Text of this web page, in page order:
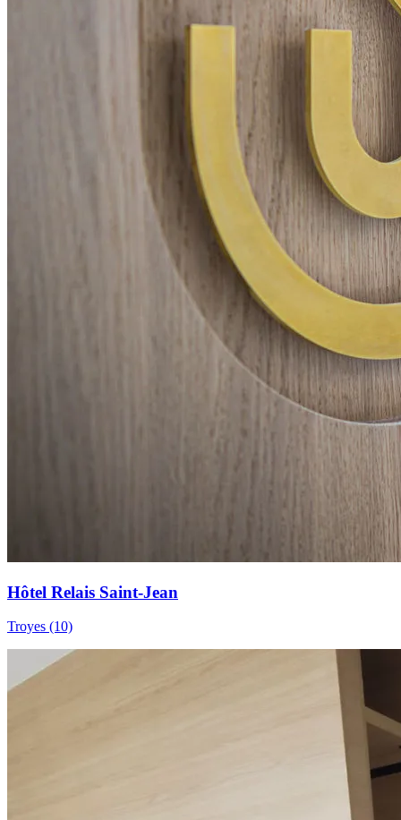
Hôtel Relais Saint-Jean
Troyes (10)